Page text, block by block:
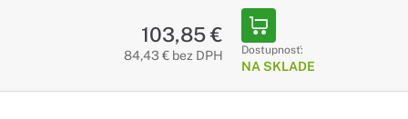
103,85 €
84,43 € bez DPH Dostupnosť:
NA SKLADE